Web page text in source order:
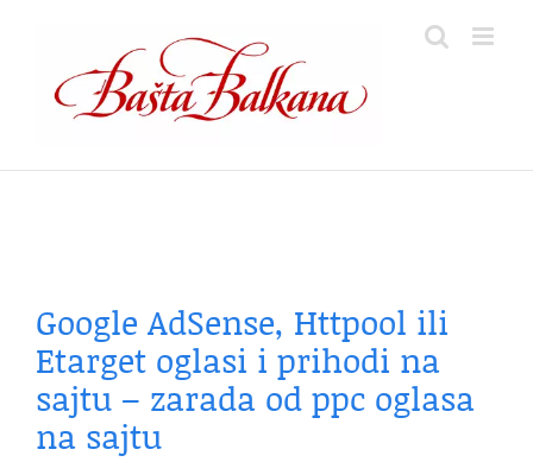
content
Google AdSense, Httpool ili
Etarget oglasi i prihodi na
sajtu – zarada od ppc oglasa
na sajtu